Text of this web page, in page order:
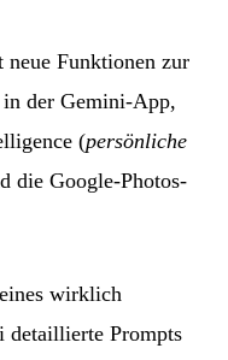
Funktionen zur
der Gemini-App,
(persönliche
die Google-Photos-
wirklich
detaillierte Prompts